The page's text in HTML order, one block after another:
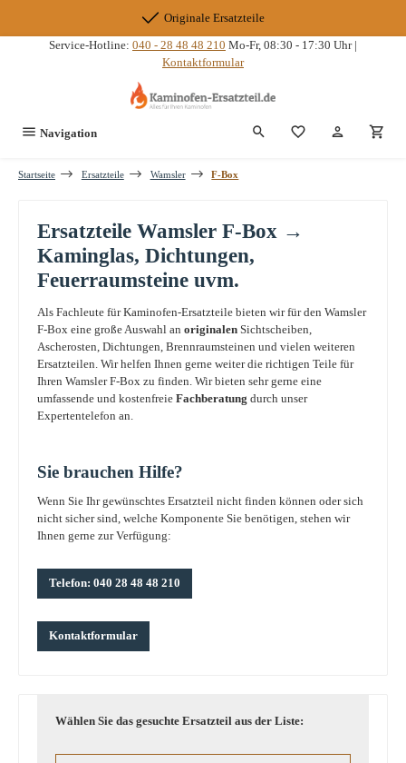
Originale Ersatzteile
Service-Hotline: 040 - 28 48 48 210 Mo-Fr, 08:30 - 17:30 Uhr |
Kontaktformular
Navigation Du hast 0
Startseite Ersatzteile Wamsler F-Box
Ersatzteile Wamsler F-Box →
Kaminglas, Dichtungen,
Feuerraumsteine uvm.
Als Fachleute für Kaminofen-Ersatzteile bieten wir für den Wamsler
F-Box eine große Auswahl an originalen Sichtscheiben,
Ascherosten, Dichtungen, Brennraumsteinen und vielen weiteren
Ersatzteilen. Wir helfen Ihnen gerne weiter die richtigen Teile für
Ihren Wamsler F-Box zu finden. Wir bieten sehr gerne eine
umfassende und kostenfreie Fachberatung durch unser
Expertentelefon an.
Sie brauchen Hilfe?
Wenn Sie Ihr gewünschtes Ersatzteil nicht finden können oder sich
nicht sicher sind, welche Komponente Sie benötigen, stehen wir
Ihnen gerne zur Verfügung:
Telefon: 040 28 48 48 210
Kontaktformular
Wählen Sie das gesuchte Ersatzteil aus der Liste: